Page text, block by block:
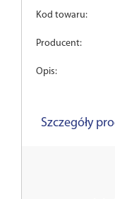
Kod towaru:
Producent:
Opis:
Szczegóły